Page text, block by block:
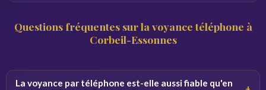
Questions fréquentes sur la voyance téléphone à
Corbeil-Essonnes
La voyance par téléphone est-elle aussi fiable qu'en